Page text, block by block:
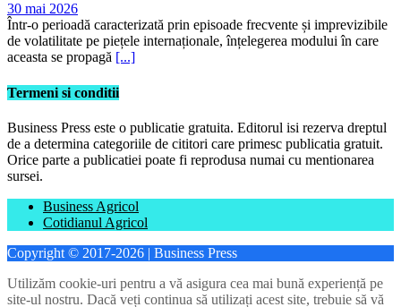
30 mai 2026
Într-o perioadă caracterizată prin episoade frecvente și imprevizibile
de volatilitate pe piețele internaționale, înțelegerea modului în care
aceasta se propagă [...]
Termeni si conditii
Business Press este o publicatie gratuita. Editorul isi rezerva dreptul
de a determina categoriile de cititori care primesc publicatia gratuit.
Orice parte a publicatiei poate fi reprodusa numai cu mentionarea
sursei.
Business Agricol
Cotidianul Agricol
Copyright © 2017-2026 | Business Press
Utilizăm cookie-uri pentru a vă asigura cea mai bună experiență pe
site-ul nostru. Dacă veți continua să utilizați acest site, trebuie să vă